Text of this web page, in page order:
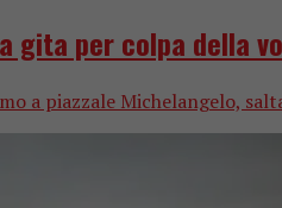
gita per colpa della
a piazzale Michelangelo,